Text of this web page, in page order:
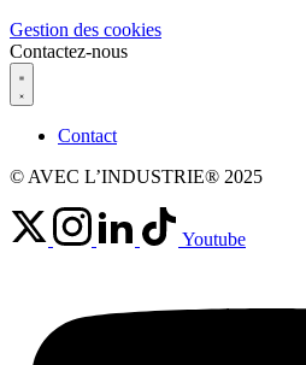
Gestion des cookies
Contactez-nous
Contact
© AVEC L’INDUSTRIE® 2025
Youtube